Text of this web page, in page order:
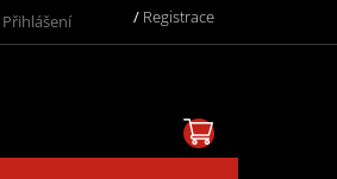
Přihlášení / Registrace